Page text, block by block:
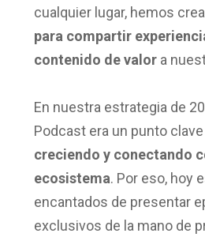
cualquier lugar, hemos
para compartir
contenido de valora
En nuestra estrategia de
Podcast era un punto clave
creciendo y conectando
ecosistema. Por eso, hoy
encantados de presentar
exclusivos de la mano de